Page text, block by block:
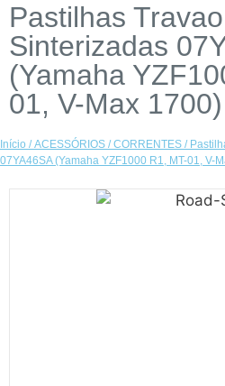
Pastilhas
Sinterizadas
(Yamaha
01, V-Max 1700)
Início /ACESSÓRIOS /CORRENTES /
07YA46SA (Yamaha YZF1000 R1, MT-01, V-